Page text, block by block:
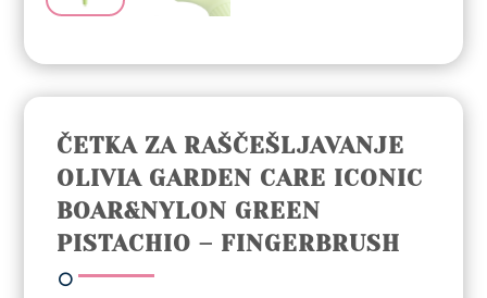
ČETKA ZA RAŠČEŠLJAVANJE
OLIVIA GARDEN CARE ICONIC
BOAR&NYLON GREEN
PISTACHIO – FINGERBRUSH